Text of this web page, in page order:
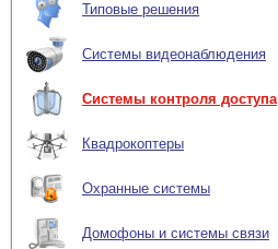
Типовые решения
Системы видеонаблюдения
Системы контроля доступа
Квадрокоптеры
Охранные системы
Домофоны и системы связи